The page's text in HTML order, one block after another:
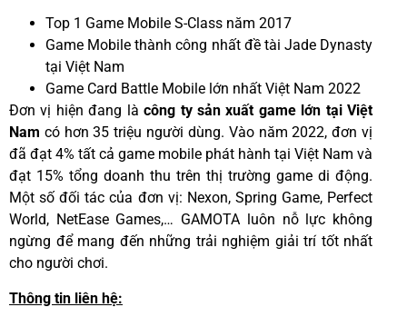
Top 1 Game Mobile S-Class năm 2017
Game Mobile thành công nhất đề tài Jade Dynasty
tại Việt Nam
Game Card Battle Mobile lớn nhất Việt Nam 2022
Đơn vị hiện đang làcông ty sản xuất game lớn tại Việt
Nam có hơn 35 triệu người dùng. Vào năm 2022, đơn vị
đã đạt 4% tất cả game mobile phát hành tại Việt Nam và
đạt 15% tổng doanh thu trên thị trường game di động.
Một số đối tác của đơn vị: Nexon, Spring Game, Perfect
World, NetEase Games,… GAMOTA luôn nỗ lực không
ngừng để mang đến những trải nghiệm giải trí tốt nhất
cho người chơi.
Thông tin liên hệ: